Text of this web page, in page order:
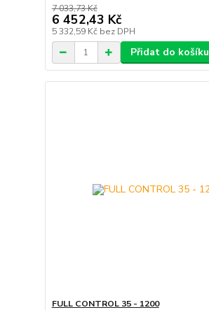
7 033,73 Kč
6 452,43 Kč
5 332,59 Kč bez DPH
Přidat do košíku
FULL CONTROL 35 - 1200